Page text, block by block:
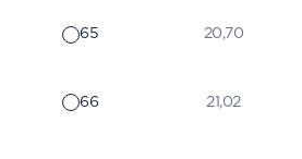
65 20,70
66 21,02